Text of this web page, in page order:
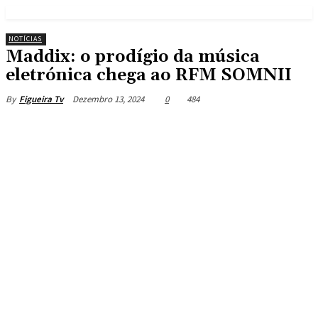
NOTÍCIAS
Maddix: o prodígio da música
eletrónica chega ao RFM SOMNII
By Figueira Tv Dezembro 13, 2024 0 484